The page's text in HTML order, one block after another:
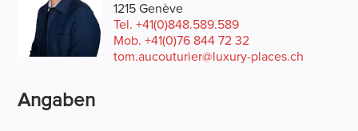
1215 Genève
Tel. +41(0)848.589.589
Mob. +41(0)76 844 72 32
tom.aucouturier@luxury-places.ch
Angaben